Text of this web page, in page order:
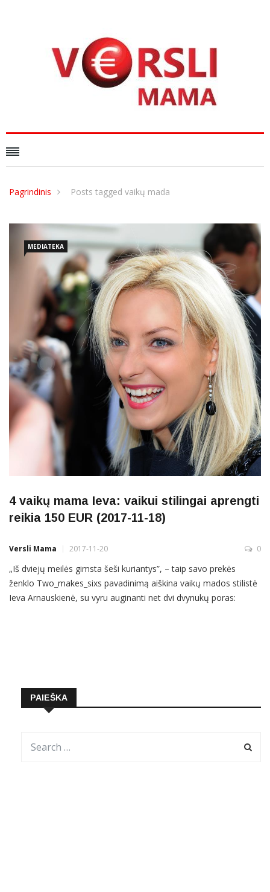
Pagrindinis Posts tagged vaikų mada
MEDIATEKA
4 vaikų mama Ieva: vaikui stilingai aprengti
reikia 150 EUR (2017-11-18)
Versli Mama 2017-11-20 0
„Iš dviejų meilės gimsta šeši kuriantys”, – taip savo prekės
ženklo Two_makes_sixs pavadinimą aiškina vaikų mados stilistė
Ieva Arnauskienė, su vyru auginanti net dvi dvynukų poras:
PAIEŠKA